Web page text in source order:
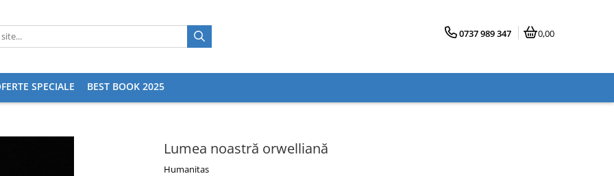
0737 989 347 0,00
SPECIALE BEST BOOK 2025
Lumea noastră orwelliană
Humanitas